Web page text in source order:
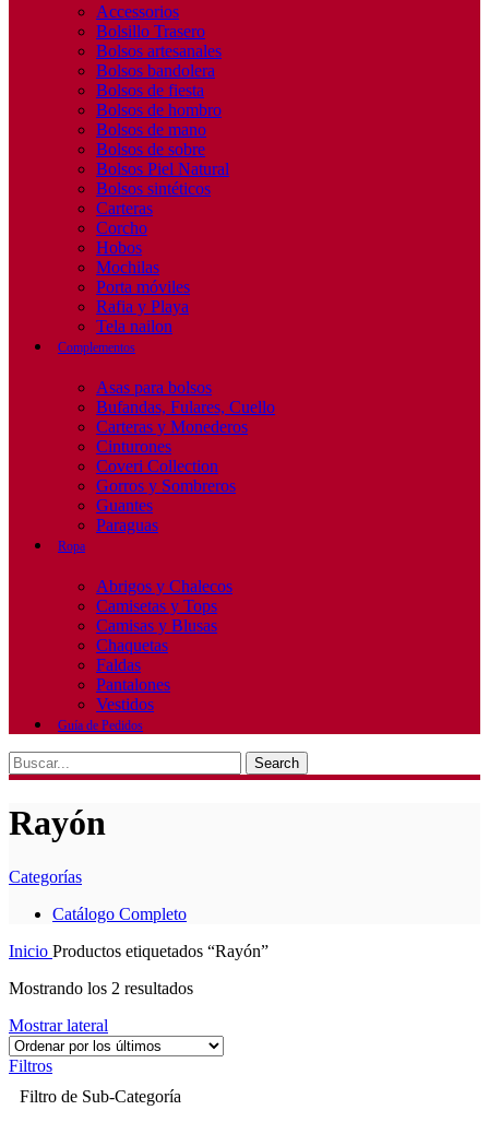
Accessorios
Bolsillo Trasero
Bolsos artesanales
Bolsos bandolera
Bolsos de fiesta
Bolsos de hombro
Bolsos de mano
Bolsos de sobre
Bolsos Piel Natural
Bolsos sintéticos
Carteras
Corcho
Hobos
Mochilas
Porta móviles
Rafia y Playa
Tela nailon
Complementos
Asas para bolsos
Bufandas, Fulares, Cuello
Carteras y Monederos
Cinturones
Coveri Collection
Gorros y Sombreros
Guantes
Paraguas
Ropa
Abrigos y Chalecos
Camisetas y Tops
Camisas y Blusas
Chaquetas
Faldas
Pantalones
Vestidos
Guía de Pedidos
Search
Rayón
Categorías
Catálogo Completo
Inicio Productos etiquetados “Rayón”
Mostrando los 2 resultados
Mostrar lateral
Filtros
Filtro de Sub-Categoría